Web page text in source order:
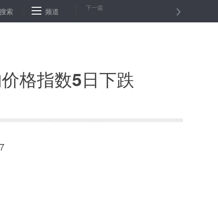
新华时评：坐言起行，用发展切实破解香港社会深层次问题
搜索 频道 下一篇
格指数5日下跌